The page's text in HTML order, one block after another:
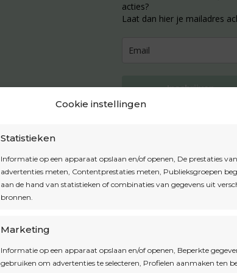
Cookie instellingen
Statistieken
Informatie op een apparaat opslaan en/of openen, De prestaties van
advertenties meten, Contentprestaties meten, Publieksgroepen
aan de hand van statistieken of combinaties van gegevens uit
bronnen.
Marketing
Informatie op een apparaat opslaan en/of openen, Beperkte
gebruiken om advertenties te selecteren, Profielen aanmaken ten
acties?
Laat dan hier je mailadres
Inschrijven
Algemene voorwaarden
Cookiebeleid